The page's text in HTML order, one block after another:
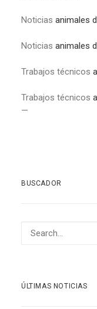
Noticias animales
Noticias animales
Trabajos técnicos
Trabajos técnicos
—
BUSCADOR
ÚLTIMAS NOTICIAS